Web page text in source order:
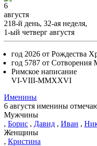
6
августя
218-й день, 32-ая неделя,
1-ый четверг августя
год 2026 от Рождества
год 5787 от Сотворения
Римское написание
VI-VIII-MMXXVI
Именины
6 августя именины
Мужчины
, Борис , Давид , Иван ,
Женщины
, Кристина